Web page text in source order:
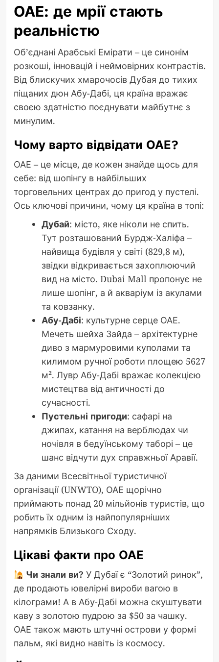
ОАЕ: де мрії стають
реальністю
Об’єднані Арабські Емірати – це синонім
розкоші, інновацій і неймовірних контрастів.
Від блискучих хмарочосів Дубая до тихих
піщаних дюн Абу-Дабі, ця країна вражає
своєю здатністю поєднувати майбутнє з
минулим.
Чому варто відвідати ОАЕ?
ОАЕ – це місце, де кожен знайде щось для
себе: від шопінгу в найбільших
торговельних центрах до пригод у пустелі.
Ось ключові причини, чому ця країна в топі:
Дубай: місто, яке ніколи не спить.
Тут розташований Бурдж-Халіфа –
найвища будівля у світі (829,8 м),
звідки відкривається захоплюючий
вид на місто. Dubai Mall пропонує не
лише шопінг, а й акваріум із акулами
та ковзанку.
Абу-Дабі: культурне серце ОАЕ.
Мечеть шейха Зайда – архітектурне
диво з мармуровими куполами та
килимом ручної роботи площею 5627
м². Лувр Абу-Дабі вражає колекцією
мистецтва від античності до
сучасності.
Пустельні пригоди: сафарі на
джипах, катання на верблюдах чи
ночівля в бедуїнському таборі – це
шанс відчути дух справжньої Аравії.
За даними Всесвітньої туристичної
організації (UNWTO), ОАЕ щорічно
приймають понад 20 мільйонів туристів, що
робить їх одним із найпопулярніших
напрямків Близького Сходу.
Цікаві факти про ОАЕ
Чи знали ви? У Дубаї є “Золотий ринок”,
де продають ювелірні вироби вагою в
кілограми! А в Абу-Дабі можна скуштувати
каву з золотою пудрою за $50 за чашку.
ОАЕ також мають штучні острови у формі
пальм, які видно навіть із космосу.